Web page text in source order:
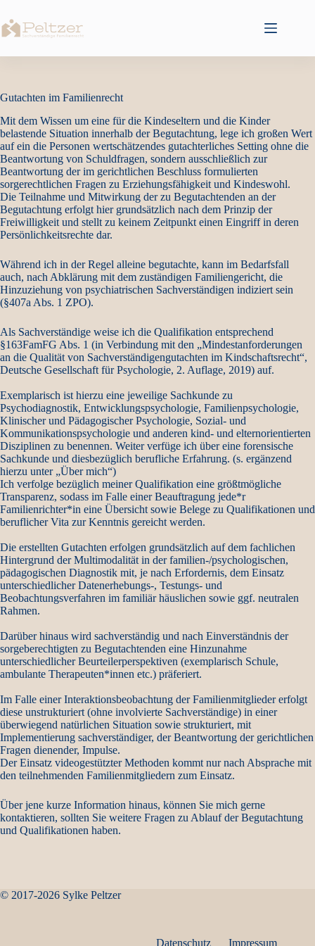
Inhalt
springen
Gutachten im Familienrecht
Mit dem Wissen um eine für die Kindeseltern und die Kinder
belastende Situation innerhalb der Begutachtung, lege ich großen Wert
auf ein die Personen wertschätzendes gutachterliches Setting ohne die
Beantwortung von Schuldfragen, sondern ausschließlich zur
Beantwortung der im gerichtlichen Beschluss formulierten
sorgerechtlichen Fragen zu Erziehungsfähigkeit und Kindeswohl.
Die Teilnahme und Mitwirkung der zu Begutachtenden an der
Begutachtung erfolgt hier grundsätzlich nach dem Prinzip der
Freiwilligkeit und stellt zu keinem Zeitpunkt einen Eingriff in deren
Persönlichkeitsrechte dar.
Während ich in der Regel alleine begutachte, kann im Bedarfsfall
auch, nach Abklärung mit dem zuständigen Familiengericht, die
Hinzuziehung von psychiatrischen Sachverständigen indiziert sein
(§407a Abs. 1 ZPO).
Als Sachverständige weise ich die Qualifikation entsprechend
§163FamFG Abs. 1 (in Verbindung mit den „Mindestanforderungen
an die Qualität von Sachverständigengutachten im Kindschaftsrecht“,
Deutsche Gesellschaft für Psychologie, 2. Auflage, 2019) auf.
Exemplarisch ist hierzu eine jeweilige Sachkunde zu
Psychodiagnostik, Entwicklungspsychologie, Familienpsychologie,
Klinischer und Pädagogischer Psychologie, Sozial- und
Kommunikationspsychologie und anderen kind- und elternorientierten
Disziplinen zu benennen. Weiter verfüge ich über eine forensische
Sachkunde und diesbezüglich berufliche Erfahrung. (s. ergänzend
hierzu unter „Über mich“)
Ich verfolge bezüglich meiner Qualifikation eine größtmögliche
Transparenz, sodass im Falle einer Beauftragung jede*r
Familienrichter*in eine Übersicht sowie Belege zu Qualifikationen und
beruflicher Vita zur Kenntnis gereicht werden.
Die erstellten Gutachten erfolgen grundsätzlich auf dem fachlichen
Hintergrund der Multimodalität in der familien-/psychologischen,
pädagogischen Diagnostik mit, je nach Erfordernis, dem Einsatz
unterschiedlicher Datenerhebungs-, Testungs- und
Beobachtungsverfahren im familiär häuslichen sowie ggf. neutralen
Rahmen.
Darüber hinaus wird sachverständig und nach Einverständnis der
sorgeberechtigten zu Begutachtenden eine Hinzunahme
unterschiedlicher Beurteilerperspektiven (exemplarisch Schule,
ambulante Therapeuten*innen etc.) präferiert.
Im Falle einer Interaktionsbeobachtung der Familienmitglieder erfolgt
diese unstrukturiert (ohne involvierte Sachverständige) in einer
überwiegend natürlichen Situation sowie strukturiert, mit
Implementierung sachverständiger, der Beantwortung der gerichtlichen
Fragen dienender, Impulse.
Der Einsatz videogestützter Methoden kommt nur nach Absprache mit
den teilnehmenden Familienmitgliedern zum Einsatz.
Über jene kurze Information hinaus, können Sie mich gerne
kontaktieren, sollten Sie weitere Fragen zu Ablauf der Begutachtung
und Qualifikationen haben.
© 2017-2026 Sylke Peltzer
Datenschutz Impressum